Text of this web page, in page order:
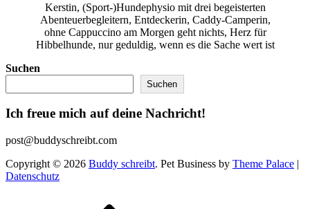
Kerstin, (Sport-)Hundephysio mit drei begeisterten
Abenteuerbegleitern, Entdeckerin, Caddy-Camperin,
ohne Cappuccino am Morgen geht nichts, Herz für
Hibbelhunde, nur geduldig, wenn es die Sache wert ist
Suchen
Suchen
Ich freue mich auf deine Nachricht!
post@buddyschreibt.com
Copyright © 2026 Buddy schreibt. Pet Business by Theme Palace |
Datenschutz